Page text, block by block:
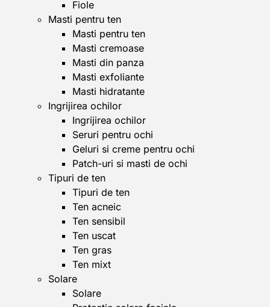
Fiole
Masti pentru ten
Masti pentru ten
Masti cremoase
Masti din panza
Masti exfoliante
Masti hidratante
Ingrijirea ochilor
Ingrijirea ochilor
Seruri pentru ochi
Geluri si creme pentru ochi
Patch-uri si masti de ochi
Tipuri de ten
Tipuri de ten
Ten acneic
Ten sensibil
Ten uscat
Ten gras
Ten mixt
Solare
Solare